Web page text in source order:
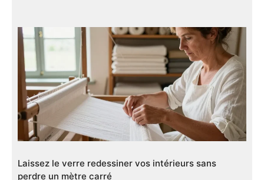
Laissez le verre redessiner vos intérieurs sans
perdre un mètre carré